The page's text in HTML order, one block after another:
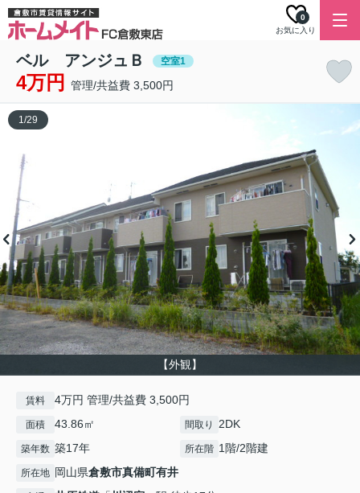
お気に入り
0
ベル アンジュＢ 空室1
4万円 管理/共益費 3,500円
【外観】
1/29
賃料 4万円 管理/共益費 3,500円
面積 43.86㎡ 間取り 2DK
築年数 築17年 所在階 1階/2階建
所在地 岡山県倉敷市真備町有井